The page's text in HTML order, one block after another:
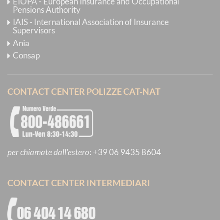
Pensions Authority
IAIS - International Association of Insurance
Supervisors
Ania
Consap
CONTACT CENTER POLIZZE CAT-NAT
per chiamate dall'estero: +39 06 9435 8604
CONTACT CENTER INTERMEDIARI